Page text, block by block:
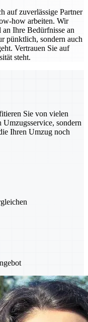
auf zuverlässige Partner
how arbeiten. Wir
Ihre Bedürfnisse an
pünktlich, sondern auch
Vertrauen Sie auf
steht.
Sie von vielen
sondern
Ihren Umzug noch